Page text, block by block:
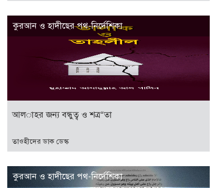
কুরআন ও হাদীছের পথ-নির্দেশিকা
আল­াহর জন্য বন্ধুত্ব ও শত্র“তা
তাওহীদের ডাক ডেস্ক
কুরআন ও হাদীছের পথ-নির্দেশিকা